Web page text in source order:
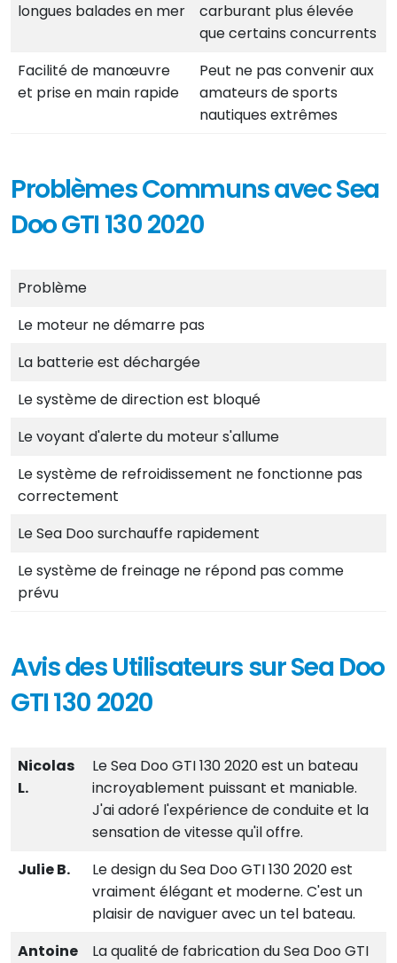
longues balades en mer
carburant plus élevée
que certains concurrents
Facilité de manœuvre
et prise en main rapide
Peut ne pas convenir aux
amateurs de sports
nautiques extrêmes
Problèmes Communs avec Sea
Doo GTI 130 2020
Problème
Le moteur ne démarre pas
La batterie est déchargée
Le système de direction est bloqué
Le voyant d'alerte du moteur s'allume
Le système de refroidissement ne fonctionne pas
correctement
Le Sea Doo surchauffe rapidement
Le système de freinage ne répond pas comme
prévu
Avis des Utilisateurs sur Sea Doo
GTI 130 2020
Nicolas
L.
Le Sea Doo GTI 130 2020 est un bateau
incroyablement puissant et maniable.
J'ai adoré l'expérience de conduite et la
sensation de vitesse qu'il offre.
Julie B.
Le design du Sea Doo GTI 130 2020 est
vraiment élégant et moderne. C'est un
plaisir de naviguer avec un tel bateau.
Antoine
La qualité de fabrication du Sea Doo GTI